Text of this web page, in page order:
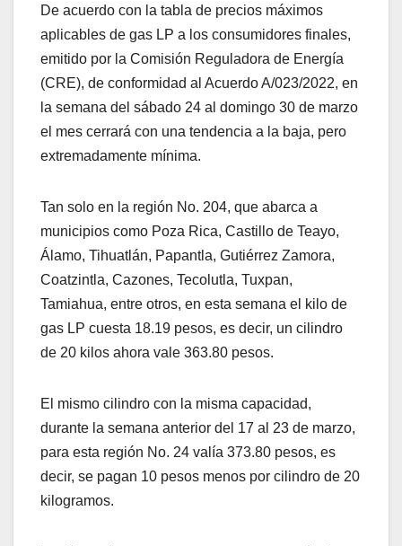
De acuerdo con la tabla de precios máximos
aplicables de gas LP a los consumidores finales,
emitido por la Comisión Reguladora de Energía
(CRE), de conformidad al Acuerdo A/023/2022, en
la semana del sábado 24 al domingo 30 de marzo
el mes cerrará con una tendencia a la baja, pero
extremadamente mínima.
Tan solo en la región No. 204, que abarca a
municipios como Poza Rica, Castillo de Teayo,
Álamo, Tihuatlán, Papantla, Gutiérrez Zamora,
Coatzintla, Cazones, Tecolutla, Tuxpan,
Tamiahua, entre otros, en esta semana el kilo de
gas LP cuesta 18.19 pesos, es decir, un cilindro
de 20 kilos ahora vale 363.80 pesos.
El mismo cilindro con la misma capacidad,
durante la semana anterior del 17 al 23 de marzo,
para esta región No. 24 valía 373.80 pesos, es
decir, se pagan 10 pesos menos por cilindro de 20
kilogramos.